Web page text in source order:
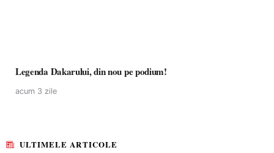
Legenda Dakarului, din nou pe podium!
acum 3 zile
ULTIMELE ARTICOLE